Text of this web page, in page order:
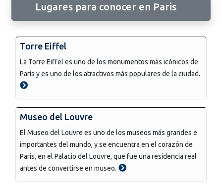
Lugares para conocer en Paris
Torre Eiffel
La Torre Eiffel es uno de los monumentos más icónicos de
París y es uno de los atractivos más populares de la ciudad.
Museo del Louvre
El Museo del Louvre es uno de los museos más grandes e
importantes del mundo, y se encuentra en el corazón de
París, en el Palacio del Louvre, que fue una residencia real
antes de convertirse en museo.